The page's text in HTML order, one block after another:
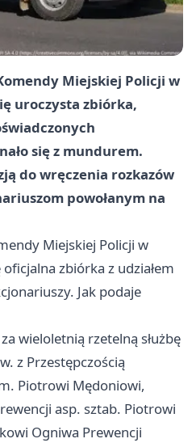
Miejskiej Policji w
uroczysta zbiórka,
się z mundurem.
do wręczenia rozkazów
powołanym na
Miejskiej Policji w
zbiórka z udziałem
Jak podaje
wieloletnią rzetelną służbę
z Przestępczością
Piotrowi Mędoniowi,
asp. sztab. Piotrowi
Ogniwa Prewencji